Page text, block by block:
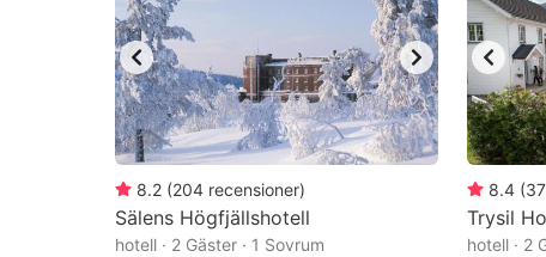
8.2 (204 recensioner)
Sälens Högfjällshotell
hotell · 2 Gäster · 1 Sovrum
8.4 (
Trysil
hotell · 2